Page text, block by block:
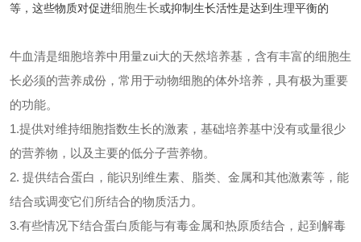
等，这些物质对促进细胞生长或抑制生长活性是达到生理平衡的
牛血清是细胞培养中用量zui大的天然培养基，含有丰富的细胞生
长必须的营养成份，常用于动物细胞的体外培养，具有极为重要
的功能。
1.提供对维持细胞指数生长的激素，基础培养基中没有或量很少
的营养物，以及主要的低分子营养物。
2. 提供结合蛋白，能识别维生素、脂类、金属和其他激素等，能
结合或调变它们所结合的物质活力。
3.有些情况下结合蛋白质能与有毒金属和热原质结合，起到解毒